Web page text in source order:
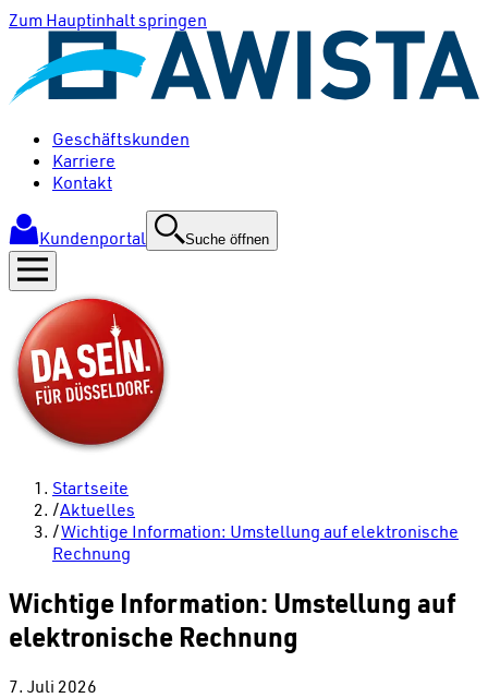
Zum Hauptinhalt springen
Geschäftskunden
Karriere
Kontakt
Kundenportal Suche öffnen
Startseite
/Aktuelles
/Wichtige Information: Umstellung auf elektronische
Rechnung
Wichtige Information: Umstellung auf
elektronische Rechnung
7. Juli 2026